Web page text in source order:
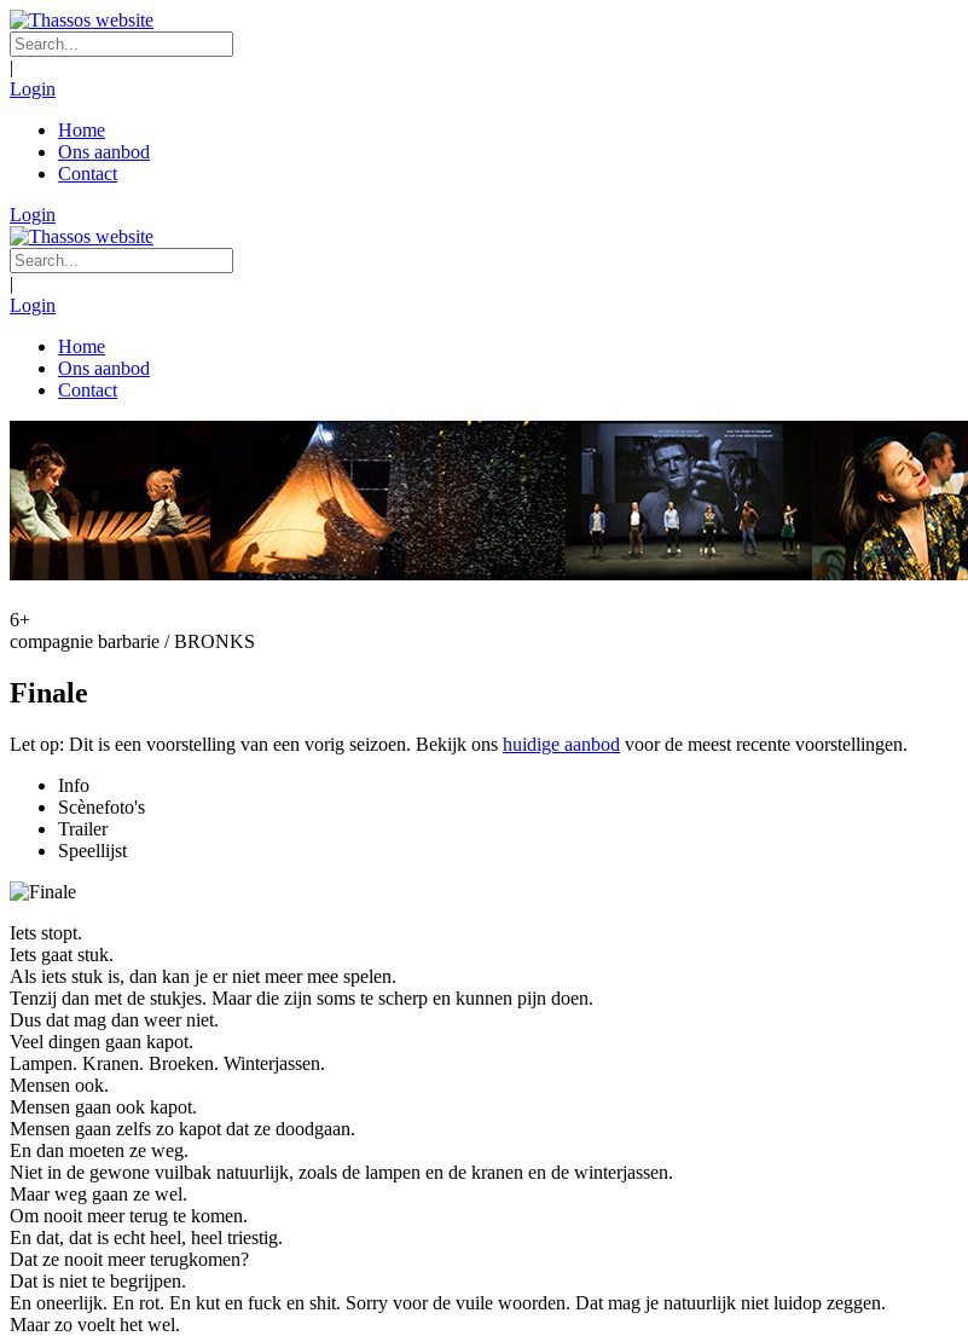
|
Login
Home
Ons aanbod
Contact
Login
|
Login
Home
Ons aanbod
Contact
6+
compagnie barbarie / BRONKS
Finale
Let op: Dit is een voorstelling van een vorig seizoen. Bekijk ons huidige aanbod voor de meest recente voorstellingen.
Info
Scènefoto's
Trailer
Speellijst
Iets stopt.
Iets gaat stuk.
Als iets stuk is, dan kan je er niet meer mee spelen.
Tenzij dan met de stukjes. Maar die zijn soms te scherp en kunnen pijn doen.
Dus dat mag dan weer niet.
Veel dingen gaan kapot.
Lampen. Kranen. Broeken. Winterjassen.
Mensen ook.
Mensen gaan ook kapot.
Mensen gaan zelfs zo kapot dat ze doodgaan.
En dan moeten ze weg.
Niet in de gewone vuilbak natuurlijk, zoals de lampen en de kranen en de winterjassen.
Maar weg gaan ze wel.
Om nooit meer terug te komen.
En dat, dat is echt heel, heel triestig.
Dat ze nooit meer terugkomen?
Dat is niet te begrijpen.
En oneerlijk. En rot. En kut en fuck en shit. Sorry voor de vuile woorden. Dat mag je natuurlijk niet luidop zeggen.
Maar zo voelt het wel.